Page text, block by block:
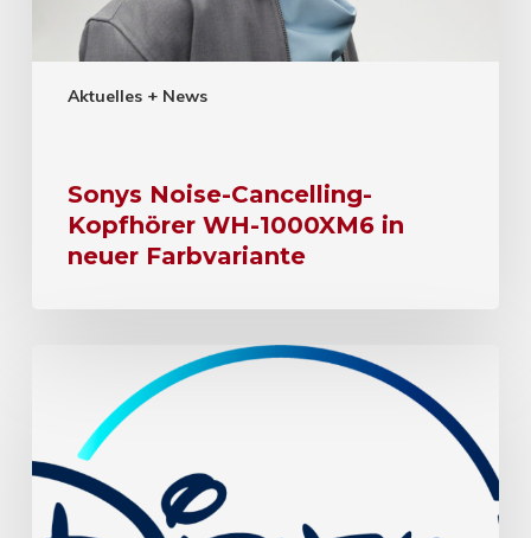
Aktuelles + News
Sonys Noise-Cancelling-
Kopfhörer WH-1000XM6 in
neuer Farbvariante